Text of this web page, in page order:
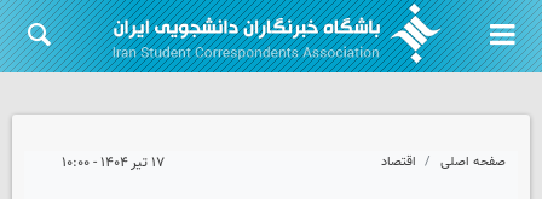
صفحه اصلی اقتصاد ۱۷ تیر ۱۴۰۴ - ۱۰:۰۰